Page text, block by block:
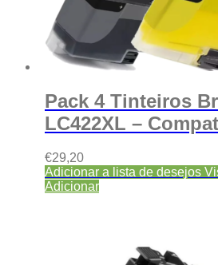
Pack 4 Tinteiros
LC422XL –
€29,20
Adicionar a lista de desejos
Adicionar